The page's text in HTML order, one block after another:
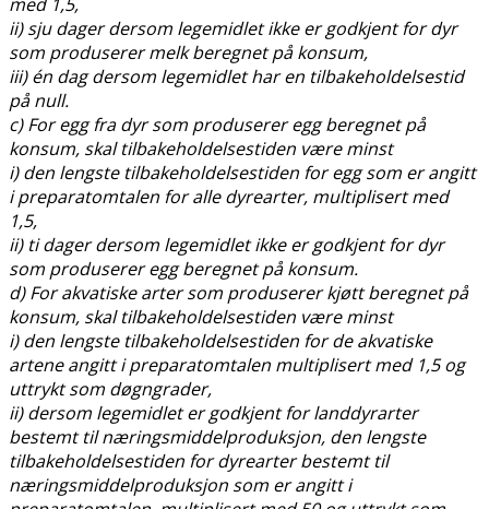
ii) sju dager dersom legemidlet ikke er godkjent for dyr
som produserer melk beregnet på konsum,
iii) én dag dersom legemidlet har en tilbakeholdelsestid
på null.
c) For egg fra dyr som produserer egg beregnet på
konsum, skal tilbakeholdelsestiden være minst
i) den lengste tilbakeholdelsestiden for egg som er angitt
i preparatomtalen for alle dyrearter, multiplisert med
1,5,
ii) ti dager dersom legemidlet ikke er godkjent for dyr
som produserer egg beregnet på konsum.
d) For akvatiske arter som produserer kjøtt beregnet på
konsum, skal tilbakeholdelsestiden være minst
i) den lengste tilbakeholdelsestiden for de akvatiske
artene angitt i preparatomtalen multiplisert med 1,5 og
uttrykt som døgngrader,
ii) dersom legemidlet er godkjent for landdyrarter
bestemt til næringsmiddelproduksjon, den lengste
tilbakeholdelsestiden for dyrearter bestemt til
næringsmiddelproduksjon som er angitt i